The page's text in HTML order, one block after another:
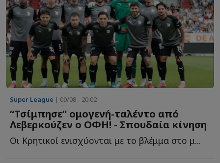
Super League | 09/08 - 20:02
“Τσίμπησε” ομογενή-ταλέντο από
Λεβερκούζεν ο ΟΦΗ! - Σπουδαία κίνηση
Οι Κρητικοί ενισχύονται με το βλέμμα στο μ...